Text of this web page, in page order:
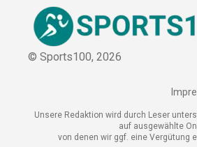
Unsere Redaktion wird durch Leser
u.a. auf ausgewählte